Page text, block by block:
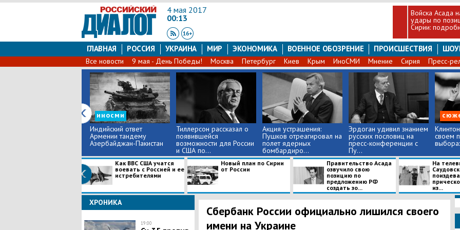
4 мая 2017
00:13
Войска Асада
удары по
Сирии:
ГЛАВНАЯ РОССИЯ УКРАИНА МИР ЭКОНОМИКА ВОЕННОЕ ОБОЗРЕНИЕ ПРОИСШЕСТВИЯ
Все новости 9 мая - День Победы! Москва Петербург Киев Крым ИноСМИ Мнение Сирия Пресс-
иносми
Индийский ответ
Армении тандему
Азербайджан-Пакистан
Тиллерсон рассказал о
появившейся
возможности для России
и США по...
Акция устрашения:
Пушков отреагировал на
полет ядерных
бомбардиро...
Эрдоган удивил знанием
русских пословиц на
пресс-конференции с
Пу...
своем
Как ВВС США учатся
воевать с Россией и ее
истребителями
Новый план по Сирии
от России
Правительство Асада
озвучило свою
позицию по
предложению РФ
создать зо...
На
из...
ХРОНИКА
19:00
Сбербанк России официально лишился своего
имени на Украине